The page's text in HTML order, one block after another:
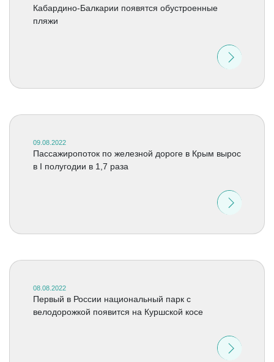
Кабардино-Балкарии появятся обустроенные
пляжи
09.08.2022
Пассажиропоток по железной дороге в Крым вырос
в I полугодии в 1,7 раза
08.08.2022
Первый в России национальный парк с
велодорожкой появится на Куршской косе